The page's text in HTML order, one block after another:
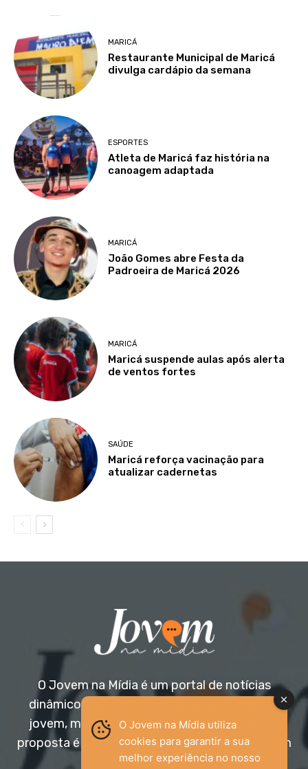
MARICÁ
Restaurante Municipal de Maricá
divulga cardápio da semana
ESPORTES
Atleta de Maricá faz história na
canoagem adaptada
MARICÁ
João Gomes abre Festa da
Padroeira de Maricá 2026
MARICÁ
Maricá suspende aulas após alerta
de ventos fortes
SAÚDE
Maricá reforça vacinação para
atualizar cadernetas
O Jovem na Mídia é um portal de notícias
dinâmico e acessível, voltado para o público
jovem, mas aberto a todas as idades. Nossa
proposta é trazer informação relevante com um
olhar diferenciado.
O Jovem na Mídia utiliza
cookies para garantir a sua
melhor experiência no nosso